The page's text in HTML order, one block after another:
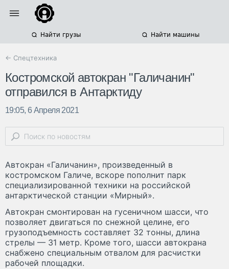
Найти грузы Найти машины
← Спецтехника
Костромской автокран "Галичанин"
отправился в Антарктиду
19:05, 6 Апреля 2021
Автокран «Галичанин», произведенный в
костромском Галиче, вскоре пополнит парк
специализированной техники на российской
антарктической станции «Мирный».
Автокран смонтирован на гусеничном шасси, что
позволяет двигаться по снежной целине, его
грузоподъемность составляет 32 тонны, длина
стрелы — 31 метр. Кроме того, шасси автокрана
снабжено специальным отвалом для расчистки
рабочей площадки.